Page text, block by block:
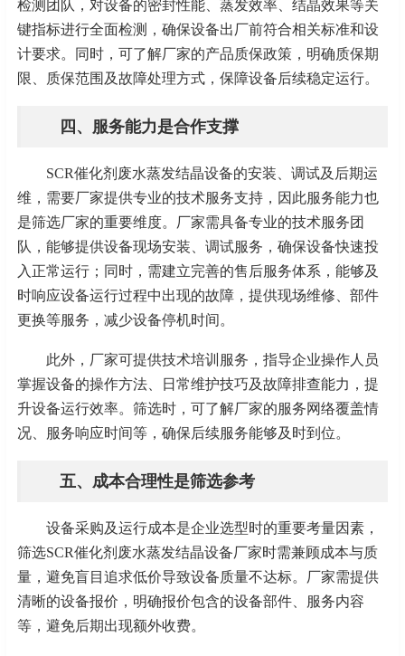
检测团队，对设备的密封性能、蒸发效率、结晶效果等关
键指标进行全面检测，确保设备出厂前符合相关标准和设
计要求。同时，可了解厂家的产品质保政策，明确质保期
限、质保范围及故障处理方式，保障设备后续稳定运行。
四、服务能力是合作支撑
SCR催化剂废水蒸发结晶设备的安装、调试及后期运
维，需要厂家提供专业的技术服务支持，因此服务能力也
是筛选厂家的重要维度。厂家需具备专业的技术服务团
队，能够提供设备现场安装、调试服务，确保设备快速投
入正常运行；同时，需建立完善的售后服务体系，能够及
时响应设备运行过程中出现的故障，提供现场维修、部件
更换等服务，减少设备停机时间。
此外，厂家可提供技术培训服务，指导企业操作人员
掌握设备的操作方法、日常维护技巧及故障排查能力，提
升设备运行效率。筛选时，可了解厂家的服务网络覆盖情
况、服务响应时间等，确保后续服务能够及时到位。
五、成本合理性是筛选参考
设备采购及运行成本是企业选型时的重要考量因素，
筛选SCR催化剂废水蒸发结晶设备厂家时需兼顾成本与质
量，避免盲目追求低价导致设备质量不达标。厂家需提供
清晰的设备报价，明确报价包含的设备部件、服务内容
等，避免后期出现额外收费。